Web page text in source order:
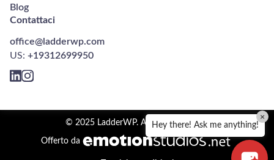
Blog
Contattaci
office@ladderwp.com
US: +19312699950
© 2025 LadderWP. All rights reserved.
Offerto da
Hey there! Ask me anything!
×